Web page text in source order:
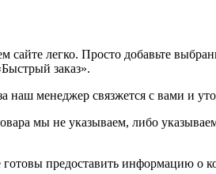
сайте легко. Просто добавьте
заказ».
наш менеджер связжется с вами и
мы не указываем, либо
предоставить информацию о